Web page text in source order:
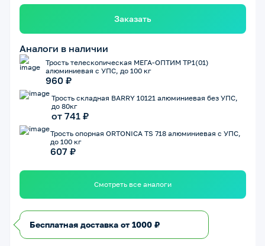
Заказать
Аналоги в наличии
Трость телескопическая МЕГА-ОПТИМ ТР1(01)
алюминиевая с УПС, до 100 кг
960 ₽
Трость складная BARRY 10121 алюминиевая без УПС,
до 80кг
от 741 ₽
Трость опорная ORTONICA TS 718 алюминиевая с УПС,
до 100 кг
607 ₽
Смотреть все аналоги
Бесплатная доставка от 1000 ₽